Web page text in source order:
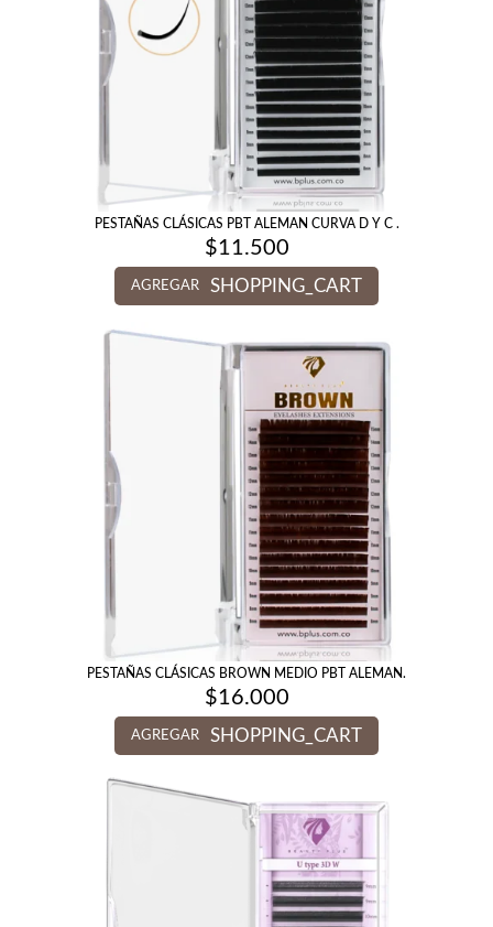
PESTAÑAS CLÁSICAS PBT ALEMAN CURVA D Y C .
$11.500
AGREGAR SHOPPING_CART
PESTAÑAS CLÁSICAS BROWN MEDIO PBT ALEMAN.
$16.000
AGREGAR SHOPPING_CART